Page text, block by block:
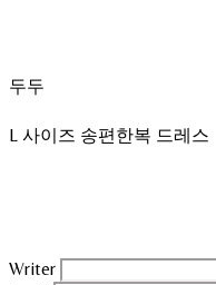
두두
L 사이즈 송편한복 드레스
Writer